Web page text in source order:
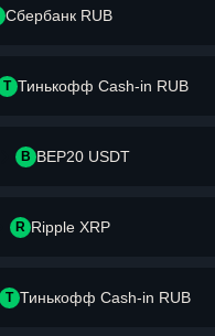
Сбербанк RUB
Т Тинькофф Cash-in RUB
B BEP20 USDT
R Ripple XRP
Т Тинькофф Cash-in RUB